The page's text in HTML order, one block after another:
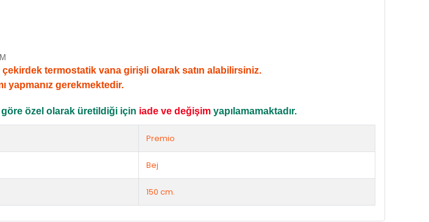
termostatik vana girişli olarak satın alabilirsiniz.
yapmanız gerekmektedir.
özel olarak üretildiği için iade ve değişim yapılamamaktadır.
Premio
Bej
150 cm.